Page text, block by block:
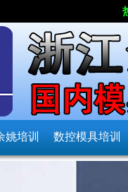
姚培训 数控模具培训